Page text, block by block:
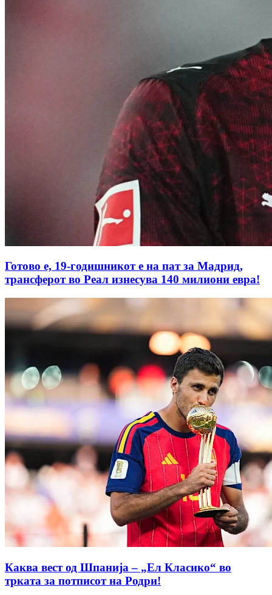
Готово е, 19-годишникот е на пат за Мадрид,
трансферот во Реал изнесува 140 милиони евра!
Каква вест од Шпанија – „Ел Класико“ во
трката за потписот на Родри!